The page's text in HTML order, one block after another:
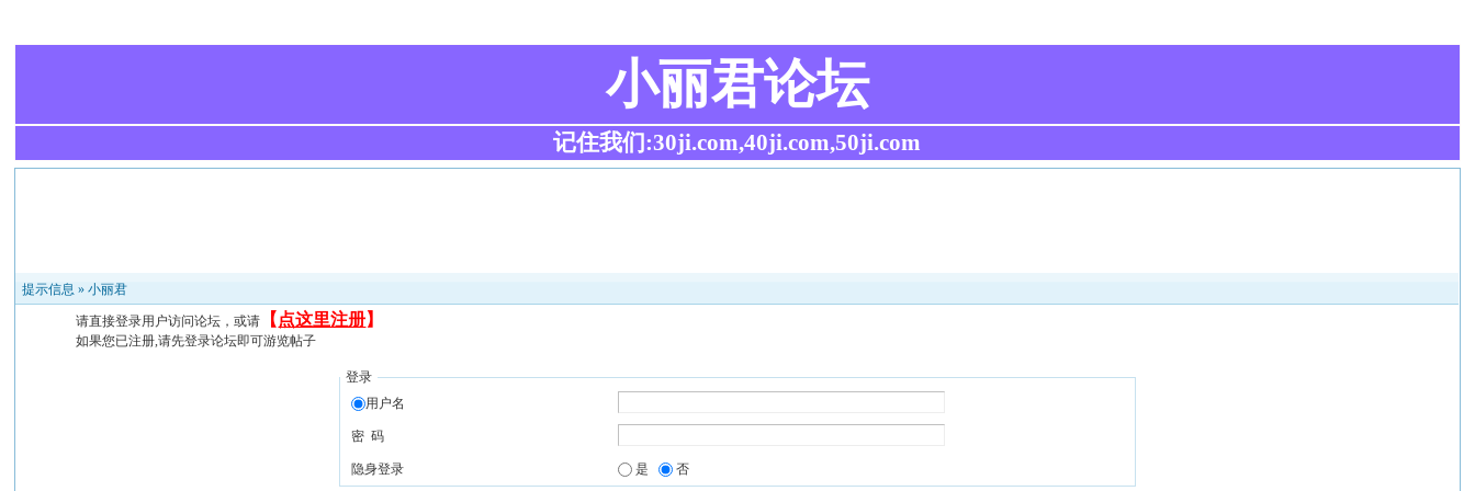
小丽君论坛
记住我们:30ji.com,40ji.com,50ji.com
提示信息 »小丽君
请直接登录用户访问论坛，或请 【 点这里注册】
如果您已注册,请先登录论坛即可游览帖子
登录
用户名
密 码
隐身登录 是 否